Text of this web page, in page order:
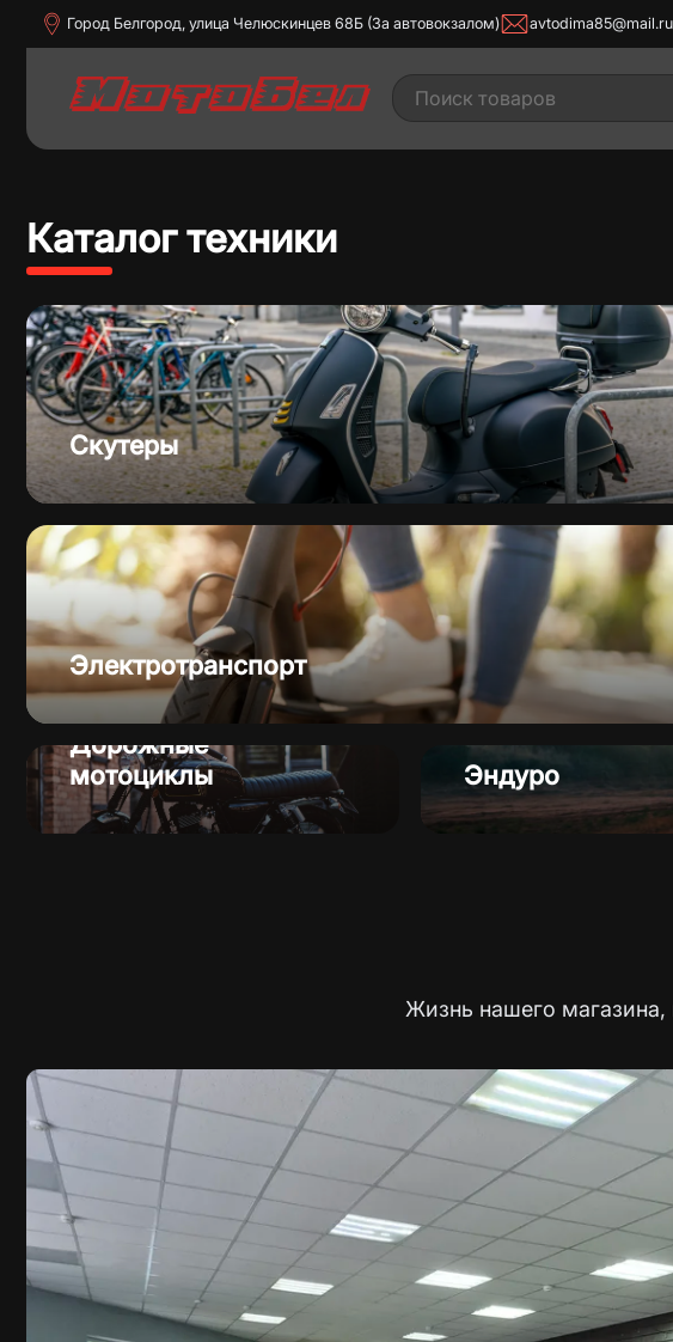
Город Белгород, улица Челюскинцев 68Б (За автовокзалом) avtodima85@mail.ru
Дорожные мотоциклы Квадроциклы
Скутеры Трициклы
Каталог техники
Скутеры
Электротранспорт
Популярное
Дорожные
мотоциклы
Эндуро
Жизнь нашего магазина,